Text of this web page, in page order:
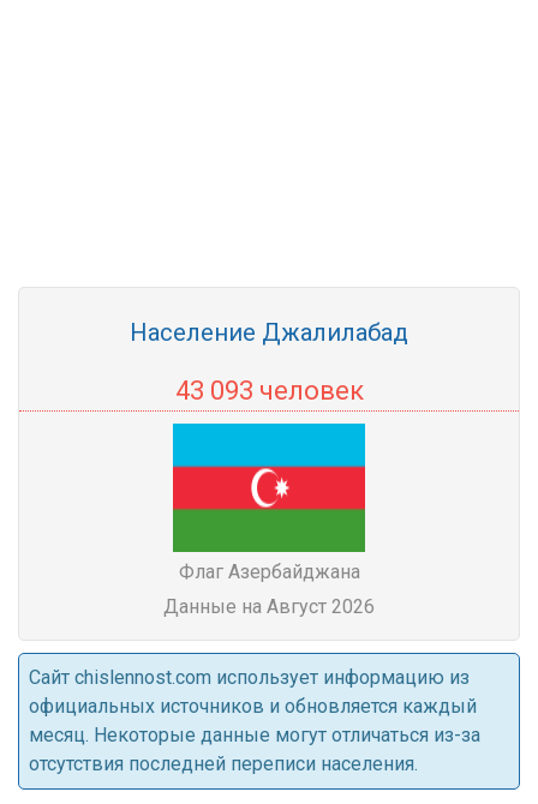
Население Джалилабад
43 093 человек
Флаг Азербайджана
Данные на Август 2026
Cайт chislennost.com использует информацию из
официальных источников и обновляется каждый
месяц. Некоторые данные могут отличаться из-за
отсутствия последней переписи населения.